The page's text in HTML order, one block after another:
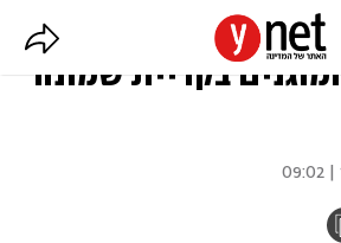
ניתן לצאת
בקריית שמונה